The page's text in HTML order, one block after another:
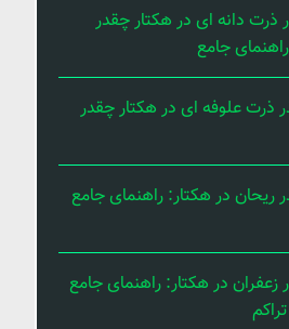
ذرت دانه ای در هکتار چقدر
جامع
ذرت علوفه ای در هکتار چقدر
ریحان در هکتار: راهنمای جامع
زعفران در هکتار: راهنمای جامع